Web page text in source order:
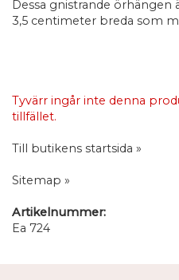
Dessa gnistrande örhängen
3,5 centimeter breda som
Tyvärr ingår inte denna
tillfället.
Till butikens startsida »
Sitemap »
Artikelnummer:
Ea 724